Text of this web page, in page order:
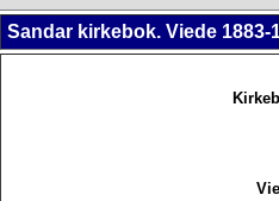
Sandar kirkebok. Viede 1883-